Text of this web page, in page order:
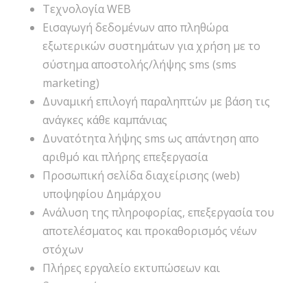
Τεχνολογία WEB
Εισαγωγή δεδομένων απο πληθώρα
εξωτερικών συστημάτων για χρήση με το
σύστημα αποστολής/λήψης sms (sms
marketing)
Δυναμική επιλογή παραληπτών με βάση τις
ανάγκες κάθε καμπάνιας
Δυνατότητα λήψης sms ως απάντηση απο
αριθμό και πλήρης επεξεργασία
Προσωπική σελίδα διαχείρισης (web)
υποψηφίου Δημάρχου
Ανάλυση της πληροφορίας, επεξεργασία του
αποτελέσματος και προκαθορισμός νέων
στόχων
Πλήρες εργαλείο εκτυπώσεων και